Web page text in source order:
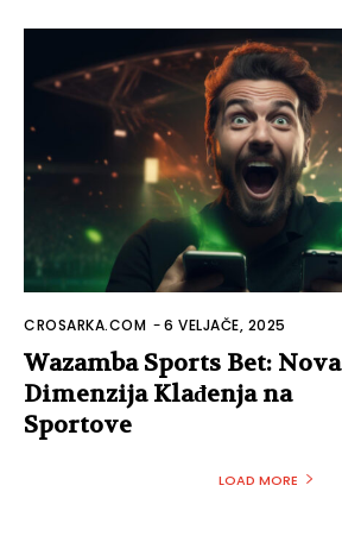
CROSARKA.COM -6 VELJAČE, 2025
Wazamba Sports Bet: Nova
Dimenzija Klađenja na
Sportove
LOAD MORE